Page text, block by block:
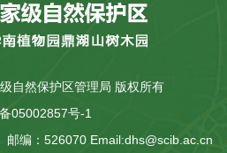
自然保护区管理局 版权所有
05002857号-1
邮编：526070 Email:dhs@scib.ac.cn